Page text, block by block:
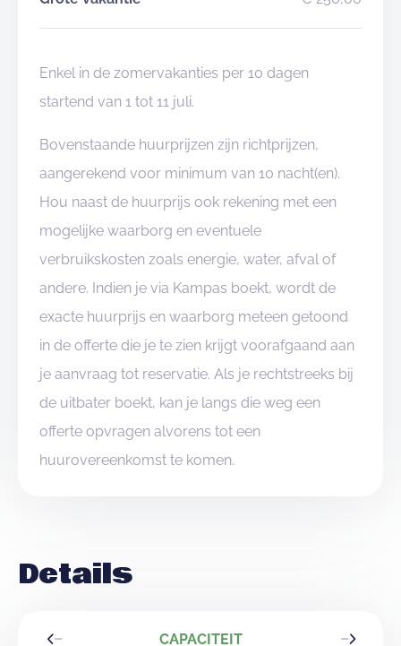
Enkel in de zomervakanties per 10 dagen
startend van 1 tot 11 juli.
Bovenstaande huurprijzen zijn richtprijzen,
aangerekend voor minimum van 10 nacht(en).
Hou naast de huurprijs ook rekening met een
mogelijke waarborg en eventuele
verbruikskosten zoals energie, water, afval of
andere. Indien je via Kampas boekt, wordt de
exacte huurprijs en waarborg meteen getoond
in de offerte die je te zien krijgt voorafgaand aan
je aanvraag tot reservatie. Als je rechtstreeks bij
de uitbater boekt, kan je langs die weg een
offerte opvragen alvorens tot een
huurovereenkomst te komen.
Details
CAPACITEIT